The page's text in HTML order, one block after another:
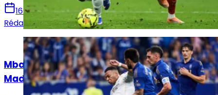
16 mai 2026
Rédaction Le Journal du Real
Actualités
Mbappé sur le banc : le XI titulaire du Real
Madrid face au Real Oviedo !